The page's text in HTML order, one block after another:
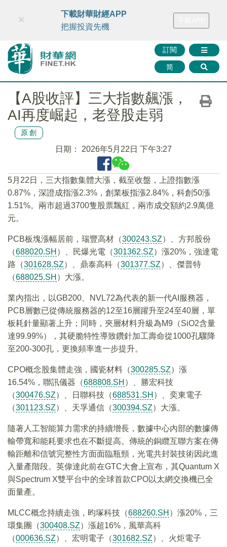
財華智庫網 FINTV FINMETA 財華證券 媒體矩陣
訂閱
简
×
下載財華財經APP
把握投資先機
【A股收評】三大指數飆漲，
AI再度崛起，老登股走弱
原創
日期： 2026年5月22日 下午3:27
5月22日，三大指數集體大漲，截至收盤，上證指數漲
0.87%，深證成指漲2.3%，創業板指漲2.84%，科創50漲
1.51%。兩市超過3700隻股票飄紅，兩市成交額約2.9萬億
元。
PCB板塊漲幅居前，瑞豐高材（300243.SZ）、方邦股份
（688020.SH ）、民爆光電（301362.SZ）漲20%，強達電
路（301628.SZ）、鼎泰高科（301377.SZ）、傑普特
（688025.SH ）大漲。
業內指出，以GB200、NVL72為代表的新一代AI服務器，
PCB層數已從傳統服務器的12至16層躍升至24至40層，單
板耗針量顯著上升；同時，夾層材料升級為M9（SiO2含量
達99.99%），其硬脆特性導致鑽針加工壽命從1000孔驟降
至200-300孔，更換頻率進一步提升。
CPO概念股集體走強，國瓷材料（300285.SZ）漲
16.54%，聯訊儀器（688808.SH ）、勝宏科技
（300476.SZ）、日聯科技（688531.SH ）、奕東電子
（301123.SZ）、天孚通信（300394.SZ）大漲。
隨著人工智能算力需求的持續增長，數據中心內部的數據傳
輸帶寬和能耗要求也在不斷提高。傳統的銅纜互聯方案在傳
輸距離和信號完整性方面面臨瓶頸，光電共封裝技術因此進
入量產階段。英偉達此前在GTC大會上宣布，其Quantum X
與Spectrum X雙平台中的全球首款CPO以太網交換機已全
面量產。
MLCC概念持續走強，昀塚科技（688260.SH ）漲20%，三
環集團（300408.SZ）漲超16%，風華高科
（000636.SZ）、宏明電子（301682.SZ）、火炬電子